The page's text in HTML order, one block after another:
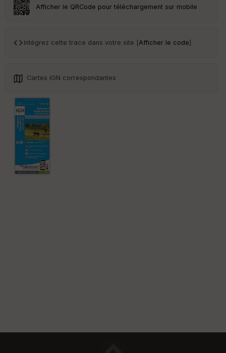
Afficher le QRCode pour téléchargement sur mobile
Intégrez cette trace dans votre site [Afficher le code]
Cartes IGN correspondantes